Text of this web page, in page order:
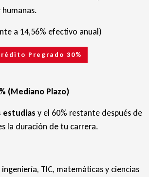
a 14,56% efectivo anual)
Pregrado 30%
(Mediano Plazo)
estudias y el 60% restante después de
la duración de tu carrera.
TIC, matemáticas y ciencias